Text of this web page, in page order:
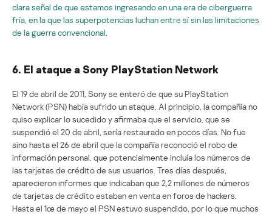
clara señal de que estamos ingresando en una era de ciberguerra
fría, en la que las superpotencias luchan entre sí sin las limitaciones
de la guerra convencional.
6. El ataque a Sony PlayStation Network
El 19 de abril de 2011, Sony se enteró de que su PlayStation
Network (PSN) había sufrido un ataque. Al principio, la compañía no
quiso explicar lo sucedido y afirmaba que el servicio, que se
suspendió el 20 de abril, sería restaurado en pocos días. No fue
sino hasta el 26 de abril que la compañía reconoció el robo de
información personal, que potencialmente incluía los números de
las tarjetas de crédito de sus usuarios. Tres días después,
aparecieron informes que indicaban que 2,2 millones de números
de tarjetas de crédito estaban en venta en foros de hackers.
Hasta el 1œ de mayo el PSN estuvo suspendido, por lo que muchos